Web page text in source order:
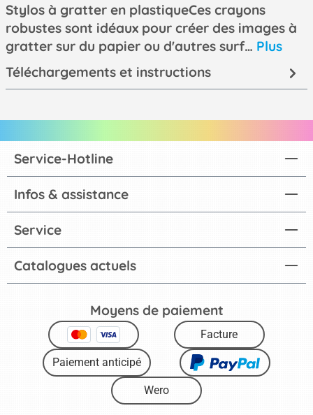
Stylos à gratter en plastiqueCes crayons
robustes sont idéaux pour créer des images à
gratter sur du papier ou d'autres surf… Plus
Téléchargements et instructions
Catalogues actuels
Service-Hotline
Infos & assistance
Service
Moyens de paiement
Facture
Paiement anticipé
Wero